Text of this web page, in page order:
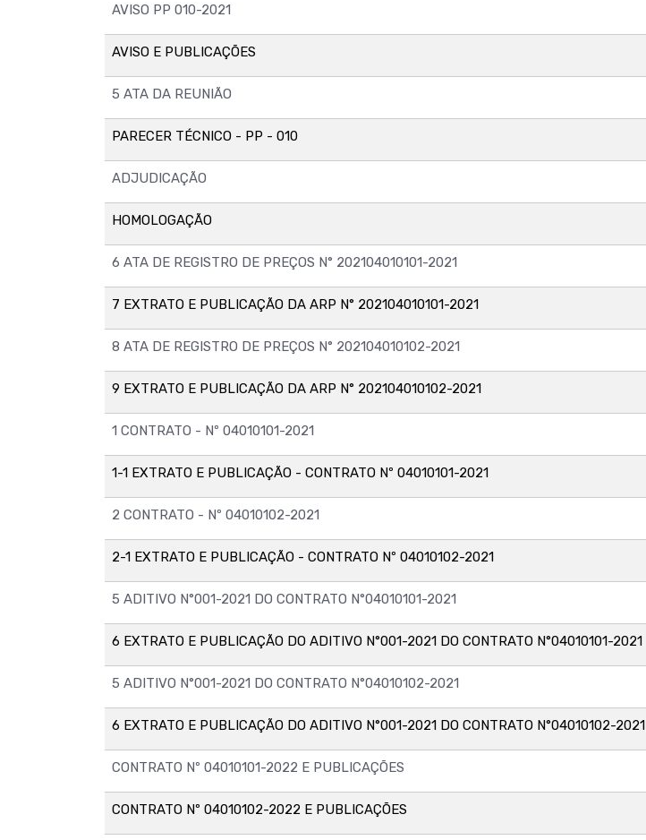
AVISO PP 010-2021
AVISO E PUBLICAÇÕES
5 ATA DA REUNIÃO
PARECER TÉCNICO - PP - 010
ADJUDICAÇÃO
HOMOLOGAÇÃO
6 ATA DE REGISTRO DE PREÇOS N° 202104010101-2021
7 EXTRATO E PUBLICAÇÃO DA ARP N° 202104010101-2021
8 ATA DE REGISTRO DE PREÇOS N° 202104010102-2021
9 EXTRATO E PUBLICAÇÃO DA ARP N° 202104010102-2021
1 CONTRATO - Nº 04010101-2021
1-1 EXTRATO E PUBLICAÇÃO - CONTRATO Nº 04010101-2021
2 CONTRATO - Nº 04010102-2021
2-1 EXTRATO E PUBLICAÇÃO - CONTRATO Nº 04010102-2021
5 ADITIVO N°001-2021 DO CONTRATO N°04010101-2021
6 EXTRATO E PUBLICAÇÃO DO ADITIVO N°001-2021 DO CONTRATO N°04010101-2021
5 ADITIVO N°001-2021 DO CONTRATO N°04010102-2021
6 EXTRATO E PUBLICAÇÃO DO ADITIVO N°001-2021 DO CONTRATO N°04010102-2021
CONTRATO Nº 04010101-2022 E PUBLICAÇÕES
CONTRATO Nº 04010102-2022 E PUBLICAÇÕES